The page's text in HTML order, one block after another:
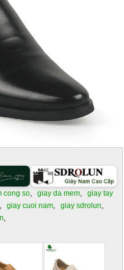
cong so, giay da mem, giay tay
, giay cuoi nam, giay sdrolun,
,